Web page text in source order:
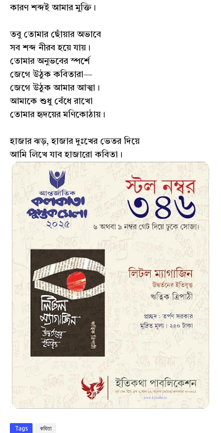
কারণ শব্দই আমার মুক্তি।
তবু তোমার ছোঁয়ার অভাবে
সব শব্দ নীরব হয়ে যায়।
তোমার অনুভবের স্পর্শে
জেগে উঠুক কবিতারা—
জেগে উঠুক আমার আত্মা।
আমাকে শুধু বেঁধে রাখো
তোমার হৃদয়ের মণিকোঠায়।
হাজার ঝড়, হাজার দুঃখের ভেতর দিয়ে
আমি লিখে যাব হাজারো কবিতা।
Tags কবিতা